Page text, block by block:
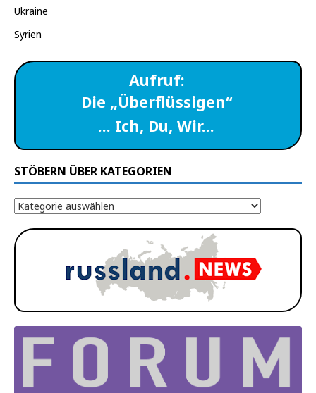
Ukraine
Syrien
Aufruf:
Die „Überflüssigen“
… Ich, Du, Wir…
STÖBERN ÜBER KATEGORIEN